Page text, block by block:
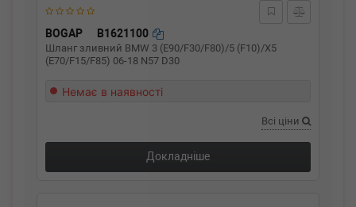
BOGAP B1621100
Шланг зливний BMW 3 (E90/F30/F80)/5 (F10)/X5
(E70/F15/F85) 06-18 N57 D30
Немає в наявності
Всі ціни
Докладніше